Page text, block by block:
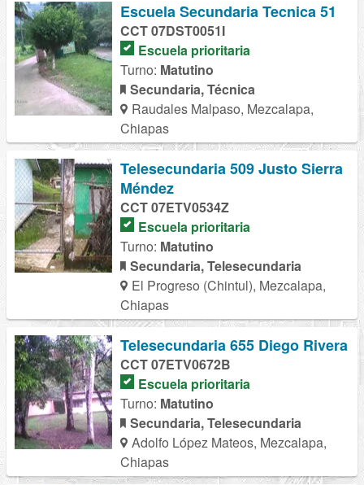
Escuela Secundaria Tecnica 51
CCT 07DST0051I
Escuela prioritaria
Turno: Matutino
Secundaria, Técnica
Raudales Malpaso, Mezcalapa,
Chiapas
Telesecundaria 509 Justo Sierra
Méndez
CCT 07ETV0534Z
Escuela prioritaria
Turno: Matutino
Secundaria, Telesecundaria
El Progreso (Chintul), Mezcalapa,
Chiapas
Telesecundaria 655 Diego Rivera
CCT 07ETV0672B
Escuela prioritaria
Turno: Matutino
Secundaria, Telesecundaria
Adolfo López Mateos, Mezcalapa,
Chiapas